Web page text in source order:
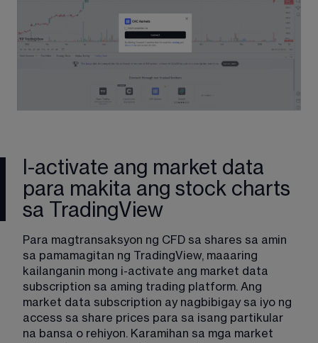
I-activate ang market data
para makita ang stock charts
sa TradingView
Para magtransaksyon ng CFD sa shares sa amin
sa pamamagitan ng TradingView, maaaring
kailanganin mong i-activate ang market data
subscription sa aming trading platform. Ang
market data subscription ay nagbibigay sa iyo ng
access sa share prices para sa isang partikular
na bansa o rehiyon. Karamihan sa mga market